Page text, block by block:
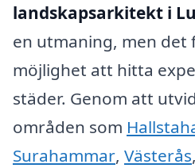
landskapsarkitekt i
en utmaning, men det
möjlighet att hitta
städer. Genom att
områden som
Surahammar, Västerås,